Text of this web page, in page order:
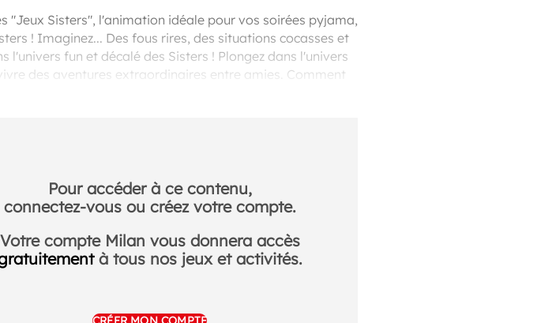
"Jeux Sisters", l'animation idéale pour vos soirées pyjama,
! Imaginez... Des fous rires, des situations cocasses et
fun et décalé des Sisters ! Plongez dans l'univers
des aventures extraordinaires entre amies. Comment
Pour accéder à ce contenu,
connectez-vous ou créez votre compte.
Votre compte Milan vous donnera accès
à tous nos jeux et activités.